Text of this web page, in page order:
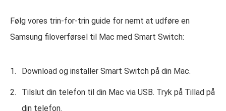
Følg vores trin-for-trin guide for nemt at udføre en
Samsung filoverførsel til Mac med Smart Switch:
Download og installer Smart Switch på din Mac.
Tilslut din telefon til din Mac via USB. Tryk på Tillad på
din telefon.